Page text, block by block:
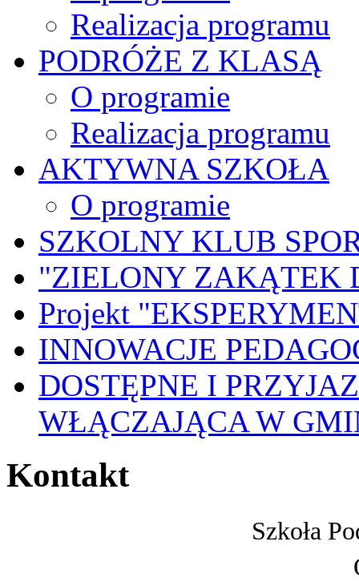
Realizacja programu
PODRÓŻE Z KLASĄ
O programie
Realizacja programu
AKTYWNA SZKOŁA
O programie
SZKOLNY KLUB
"ZIELONY ZAKĄTEK
Projekt
INNOWACJE
DOSTĘPNE I
WŁĄCZAJĄCA W
Kontakt
Szkoła